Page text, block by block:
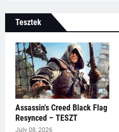
Tesztek
Assassin's Creed Black Flag
Resynced – TESZT
July 08, 2026